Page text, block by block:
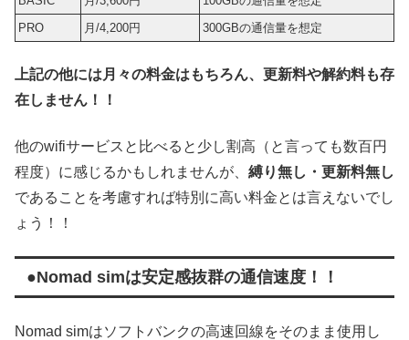
PRO
月/4,200円 300GBの通信量を想定
上記の他には月々の料金はもちろん、更新料や解約料も存
在しません！！
他のwifiサービスと比べると少し割高（と言っても数百円
程度）に感じるかもしれませんが、 縛り無し・更新料無し
であることを考慮すれば特別に高い料金とは言えないでし
ょう！！
●Nomad simは安定感抜群の通信速度！！
Nomad simはソフトバンクの高速回線をそのまま使用し